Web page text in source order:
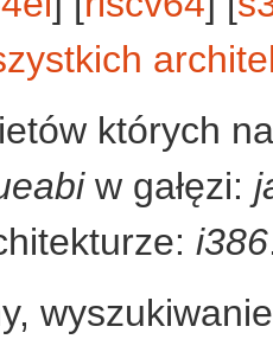
których
w gałęzi:
i386